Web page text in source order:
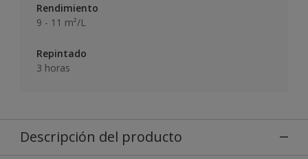
Rendimiento
9 - 11 m²/L
Repintado
3 horas
Descripción del producto